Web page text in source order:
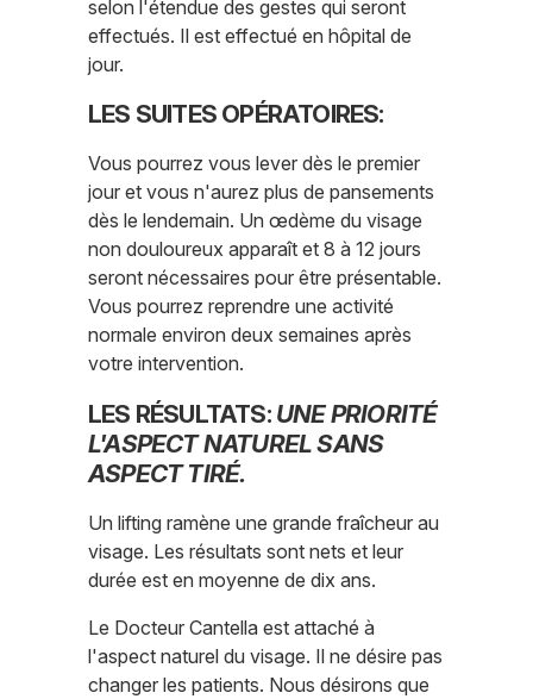
selon l'étendue des gestes qui seront
effectués. Il est effectué en hôpital de
jour.
LES SUITES OPÉRATOIRES:
Vous pourrez vous lever dès le premier
jour et vous n'aurez plus de pansements
dès le lendemain. Un œdème du visage
non douloureux apparaît et 8 à 12 jours
seront nécessaires pour être présentable.
Vous pourrez reprendre une activité
normale environ deux semaines après
votre intervention.
LES RÉSULTATS: UNE PRIORITÉ
L'ASPECT NATUREL SANS
ASPECT TIRÉ.
Un lifting ramène une grande fraîcheur au
visage. Les résultats sont nets et leur
durée est en moyenne de dix ans.
Le Docteur Cantella est attaché à
l'aspect naturel du visage. Il ne désire pas
changer les patients. Nous désirons que